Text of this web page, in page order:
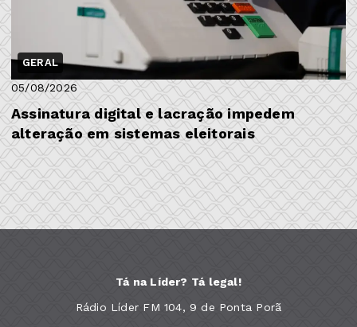
GERAL
05/08/2026
Assinatura digital e lacração impedem
alteração em sistemas eleitorais
Tá na Líder? Tá legal!
Rádio Líder FM 104, 9 de Ponta Porã